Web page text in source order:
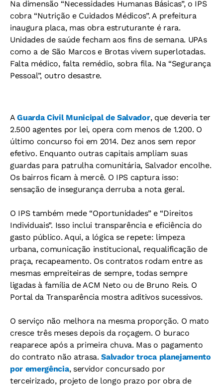
Na dimensão “Necessidades Humanas Básicas”, o IPS
cobra “Nutrição e Cuidados Médicos”. A prefeitura
inaugura placa, mas obra estruturante é rara.
Unidades de saúde fecham aos fins de semana. UPAs
como a de São Marcos e Brotas vivem superlotadas.
Falta médico, falta remédio, sobra fila. Na “Segurança
Pessoal”, outro desastre.
AGuarda Civil Municipal de Salvador, que deveria ter
2.500 agentes por lei, opera com menos de 1.200. O
último concurso foi em 2014. Dez anos sem repor
efetivo. Enquanto outras capitais ampliam suas
guardas para patrulha comunitária, Salvador encolhe.
Os bairros ficam à mercê. O IPS captura isso:
sensação de insegurança derruba a nota geral.
O IPS também mede “Oportunidades” e “Direitos
Individuais”. Isso inclui transparência e eficiência do
gasto público. Aqui, a lógica se repete: limpeza
urbana, comunicação institucional, requalificação de
praça, recapeamento. Os contratos rodam entre as
mesmas empreiteiras de sempre, todas sempre
ligadas à família de ACM Neto ou de Bruno Reis. O
Portal da Transparência mostra aditivos sucessivos.
O serviço não melhora na mesma proporção. O mato
cresce três meses depois da roçagem. O buraco
reaparece após a primeira chuva. Mas o pagamento
do contrato não atrasa.Salvador troca planejamento
por emergência, servidor concursado por
terceirizado, projeto de longo prazo por obra de